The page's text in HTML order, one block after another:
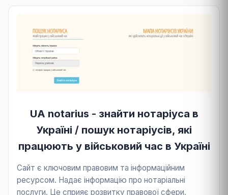
UA notarius - знайти нотаріуса в
Україні / пошук нотаріусів, які
працюють у військовий час в Україні
Сайт є ключовим правовим та інформаційним
ресурсом. Надає інформацію про нотаріальні
послуги. Це сприяє розвитку правової сфери.